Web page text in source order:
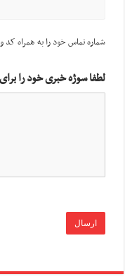
شماره تماس خود را به همراه کد
لطفا سوژه خبری خود را